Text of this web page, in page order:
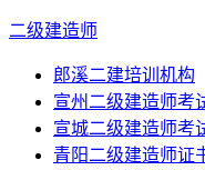
二级建造师
郎溪二建培训机构
宣州二级建造师考
宣城二级建造师考
青阳二级建造师证